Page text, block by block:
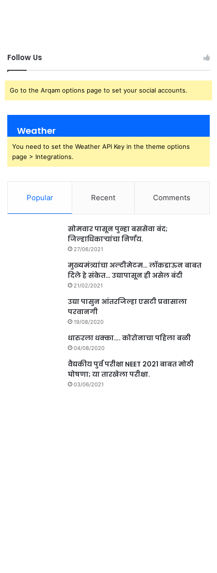
Follow Us
Go to the Arqam options page to set your social accounts.
Weather
You need to set the Weather API Key in the theme options
page > Integrations.
Popular Recent Comments
सोमवार पासून पुन्हा बससेवा बंद;
जिल्हाधिकाऱ्यांचा निर्णय.
27/06/2021
मुख्यमंत्र्यांचा अल्टीमेटम… लॉकडाऊन बाबत
दिले हे संकेत… उद्यापासून ही असेल बंदी
21/02/2021
उद्या पासुन आंतरजिल्हा एसटी प्रवासाला
परवानगी
19/08/2020
धारुरला धक्का…. कोरोनाचा पहिला बळी
04/08/2020
वैद्यकीय पुर्व परीक्षा NEET 2021 बाबत मोठी
घोषणा; या तारखेला परीक्षा.
03/06/2021